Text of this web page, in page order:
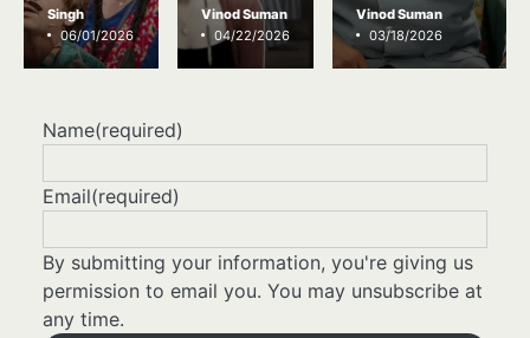
Singh
06/01/2026
Vinod Suman
04/22/2026
Vinod Suman
03/18/2026
Name(required)
Email(required)
By submitting your information, you're giving us
permission to email you. You may unsubscribe at
any time.